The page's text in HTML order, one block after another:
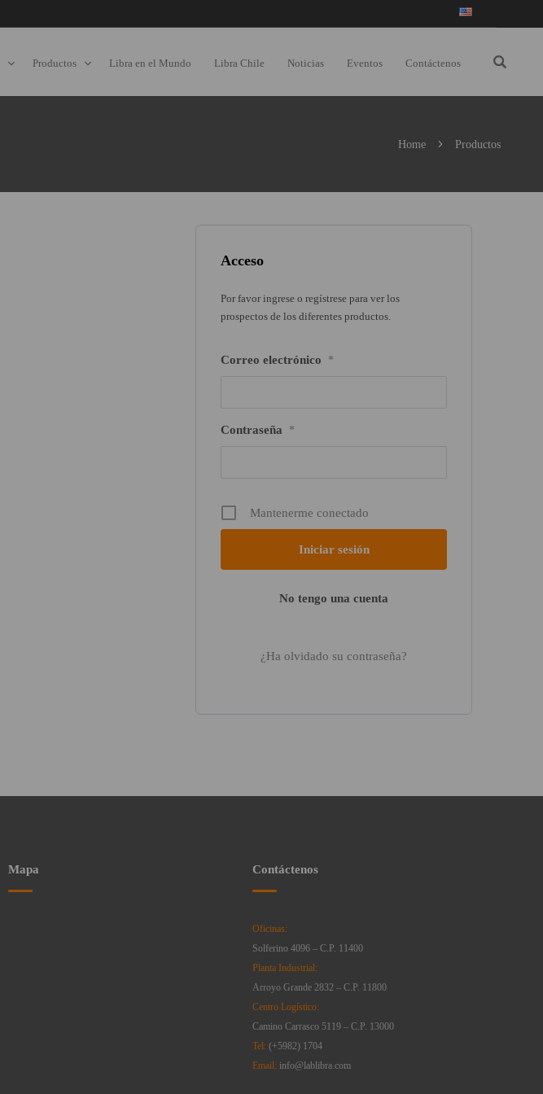
Productos Libra en el Mundo Libra Chile Noticias Eventos Contáctenos
Home Productos
Acceso
Por favor ingrese o regístrese para ver los
prospectos de los diferentes productos.
Correo electrónico *
Contraseña *
Mantenerme conectado
No tengo una cuenta
¿Ha olvidado su contraseña?
Mapa Contáctenos
Oficinas:
Solferino 4096 – C.P. 11400
Planta Industrial:
Arroyo Grande 2832 – C.P. 11800
Centro Logístico:
Camino Carrasco 5119 – C.P. 13000
Tel: (+5982) 1704
Email: info@lablibra.com